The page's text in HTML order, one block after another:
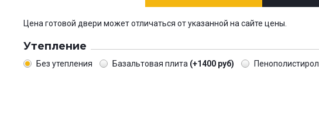
Цена готовой двери может отличаться от указанной на сайте цены.
Утепление
Без утепления Базальтовая плита (+1400 руб) Пенополистирол